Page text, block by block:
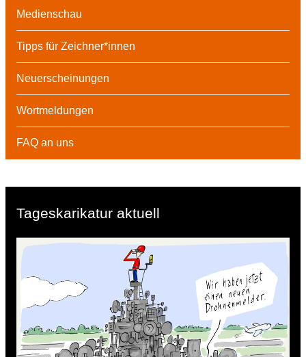
Medienschau
Tipps für Zeichner*innen
Neuerscheinungen
Wortmeldungen
FAQ an uns
Tageskarikatur aktuell